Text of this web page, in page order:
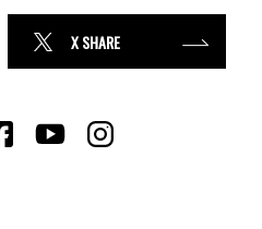
X SHARE